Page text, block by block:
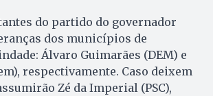
do partido do governador
dos municípios de
Álvaro Guimarães (DEM) e
respectivamente. Caso deixem
Zé da Imperial (PSC),